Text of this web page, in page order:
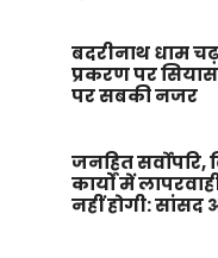
बदरीनाथ धाम
प्रकरण पर
पर सबकी नजर
जनहित सर्वोपरि,
कार्यों में
नहीं होगी: सांसद